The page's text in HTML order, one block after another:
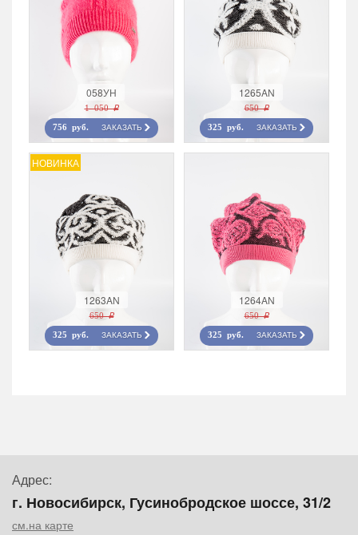
058УН
1 050 r
756 руб. ЗАКАЗАТЬ
1265AN
650 r
325 руб. ЗАКАЗАТЬ
НОВИНКА
1263AN
650 r
325 руб. ЗАКАЗАТЬ
1264AN
650 r
325 руб. ЗАКАЗАТЬ
Адрес:
г. Новосибирск, Гусинобродское шоссе, 31/2
см.на карте